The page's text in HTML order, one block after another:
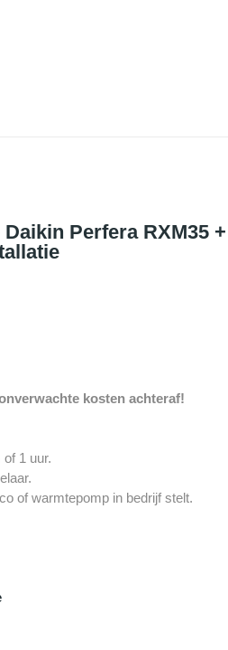
Perfera RXM35
kosten achteraf!
1 uur.
of warmtepomp in bedrijf stelt.